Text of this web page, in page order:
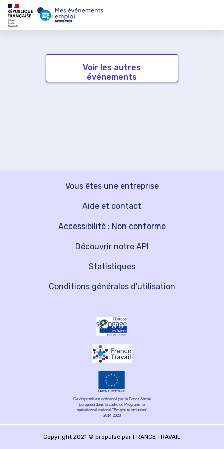
Voir les autres
événements
Vous êtes une entreprise
Découvrir notre API
Aide et contact
Statistiques
Accessibilité : Non conforme
Conditions générales d'utilisation
Ce dispositif est cofinancé par le Fonds Social
Européen dans le cadre du Programme
opérationnel national "Emploi et inclusion"
2014-2020
Copyright 2021 © propulsé par FRANCE TRAVAIL